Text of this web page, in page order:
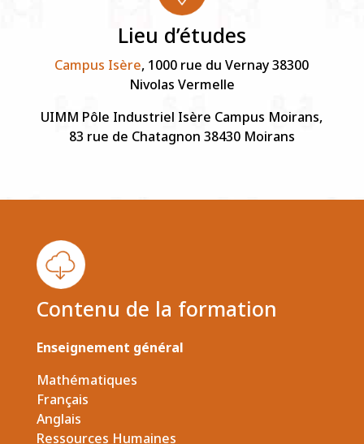
Lieu d’études
Campus Isère, 1000 rue du Vernay 38300
Nivolas Vermelle
UIMM Pôle Industriel Isère Campus Moirans,
83 rue de Chatagnon 38430 Moirans
Contenu de la formation
Enseignement général
Mathématiques
Français
Anglais
Ressources Humaines